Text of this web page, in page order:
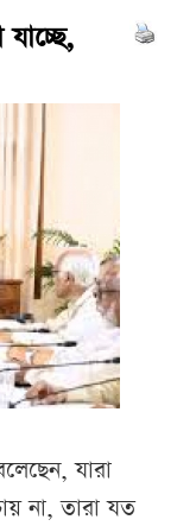
যারা
না, তারা যত